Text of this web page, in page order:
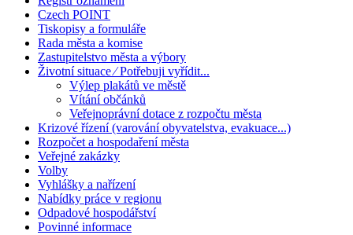
Czech POINT
Tiskopisy a formuláře
Rada města a komise
Zastupitelstvo města a výbory
Životní situace ⁄ Potřebuji vyřídit...
Výlep plakátů ve městě
Vítání občánků
Veřejnoprávní dotace z rozpočtu města
Krizové řízení (varování obyvatelstva, evakuace...)
Rozpočet a hospodaření města
Veřejné zakázky
Volby
Vyhlášky a nařízení
Nabídky práce v regionu
Odpadové hospodářství
Povinné informace